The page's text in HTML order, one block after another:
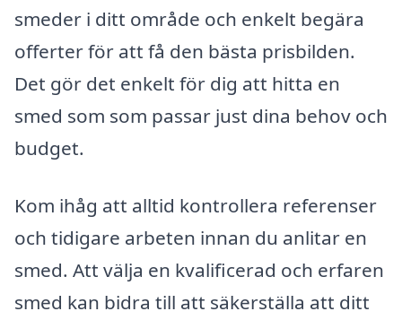
smeder i ditt område och enkelt begära
offerter för att få den bästa prisbilden.
Det gör det enkelt för dig att hitta en
smed som som passar just dina behov och
budget.
Kom ihåg att alltid kontrollera referenser
och tidigare arbeten innan du anlitar en
smed. Att välja en kvalificerad och erfaren
smed kan bidra till att säkerställa att ditt